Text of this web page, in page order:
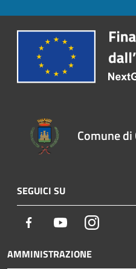
Comune
SEGUICI SU
Facebook YoutubeInstagram
AMMINISTRAZIONE